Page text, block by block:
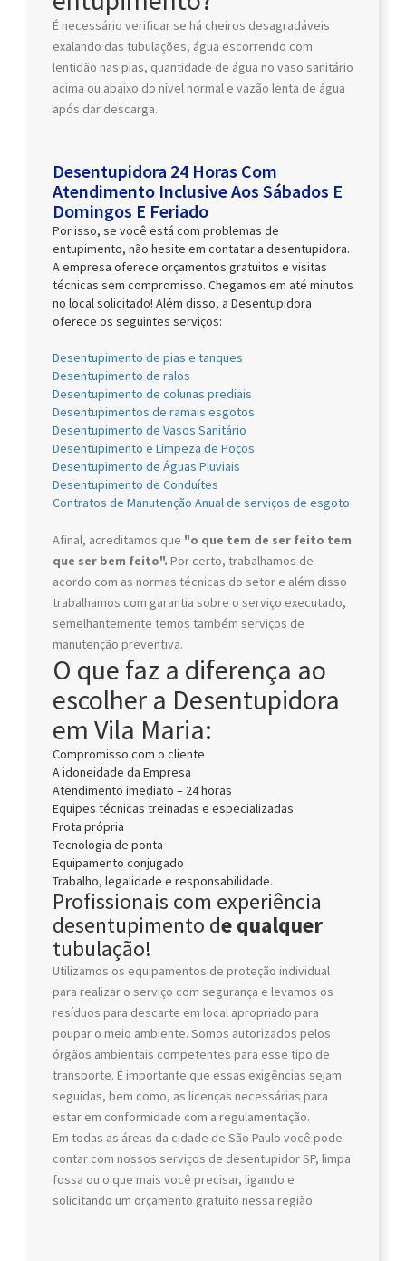
É necessário verificar se há cheiros desagradáveis
exalando das tubulações, água escorrendo com
lentidão nas pias, quantidade de água no vaso sanitário
acima ou abaixo do nível normal e vazão lenta de água
após dar descarga.
Desentupidora 24 Horas Com
Atendimento Inclusive Aos Sábados E
Domingos E Feriado
Por isso, se você está com problemas de
entupimento, não hesite em contatar a desentupidora.
A empresa oferece orçamentos gratuitos e visitas
técnicas sem compromisso. Chegamos em até minutos
no local solicitado! Além disso, a Desentupidora
oferece os seguintes serviços:
Desentupimento de pias e tanques
Desentupimento de ralos
Desentupimento de colunas prediais
Desentupimentos de ramais esgotos
Desentupimento de Vasos Sanitário
Desentupimento e Limpeza de Poços
Desentupimento de Águas Pluviais
Desentupimento de Conduítes
Contratos de Manutenção Anual de serviços de esgoto
Afinal, acreditamos que "o que tem de ser feito tem
que ser bem feito". Por certo, trabalhamos de
acordo com as normas técnicas do setor e além disso
trabalhamos com garantia sobre o serviço executado,
semelhantemente temos também serviços de
manutenção preventiva.
O que faz a diferença ao
escolher a Desentupidora
em Vila Maria:
Compromisso com o cliente
A idoneidade da Empresa
Atendimento imediato – 24 horas
Equipes técnicas treinadas e especializadas
Frota própria
Tecnologia de ponta
Equipamento conjugado
Trabalho, legalidade e responsabilidade.
Profissionais com experiência
desentupimento de qualquer
tubulação!
Utilizamos os equipamentos de proteção individual
para realizar o serviço com segurança e levamos os
resíduos para descarte em local apropriado para
poupar o meio ambiente. Somos autorizados pelos
órgãos ambientais competentes para esse tipo de
transporte. É importante que essas exigências sejam
seguidas, bem como, as licenças necessárias para
estar em conformidade com a regulamentação.
Em todas as áreas da cidade de São Paulo você pode
contar com nossos serviços de desentupidor SP, limpa
fossa ou o que mais você precisar, ligando e
solicitando um orçamento gratuito nessa região.